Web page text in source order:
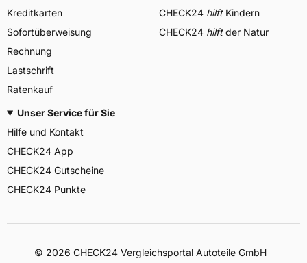
Kreditkarten
Sofortüberweisung
Rechnung
Lastschrift
Ratenkauf
CHECK24 hilftKindern
CHECK24 hilftder Natur
Unser Service für Sie
Hilfe und Kontakt
CHECK24 App
CHECK24 Gutscheine
CHECK24 Punkte
© 2026 CHECK24 Vergleichsportal Autoteile GmbH